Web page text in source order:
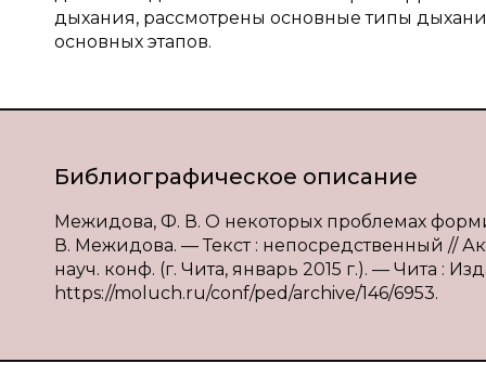
дыхания, рассмотрены основные типы
основных этапов.
Библиографическое описание
Межидова, Ф. В. О некоторых проблемах
В. Межидова. — Текст : непосредственный //
науч. конф. (г. Чита, январь 2015 г.). — Чита :
https://moluch.ru/conf/ped/archive/146/6953.